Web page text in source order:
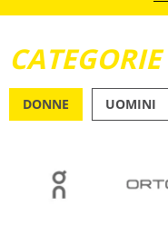
CATEGORIE
DONNE UOMINI